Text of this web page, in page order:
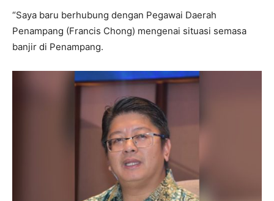
“Saya baru berhubung dengan Pegawai Daerah
Penampang (Francis Chong) mengenai situasi semasa
banjir di Penampang.